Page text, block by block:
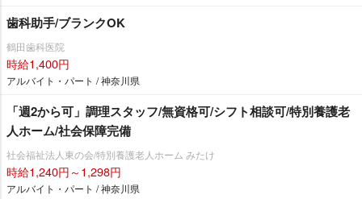
歯科助手/ブランクOK
鶴田歯科医院
時給1,400円
アルバイト・パート / 神奈川県
「週2から可」調理スタッフ/無資格可/シフト相談可/特別養護老
人ホーム/社会保障完備
社会福祉法人東の会/特別養護老人ホーム みたけ
時給1,240円～1,298円
アルバイト・パート / 神奈川県